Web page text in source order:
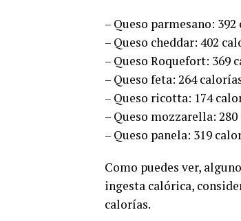
– Queso parmesano:
– Queso cheddar: 402
– Queso Roquefort: 369
– Queso feta: 264
– Queso ricotta: 174
– Queso mozzarella:
– Queso panela: 319
Como puedes ver,
ingesta calórica,
calorías.